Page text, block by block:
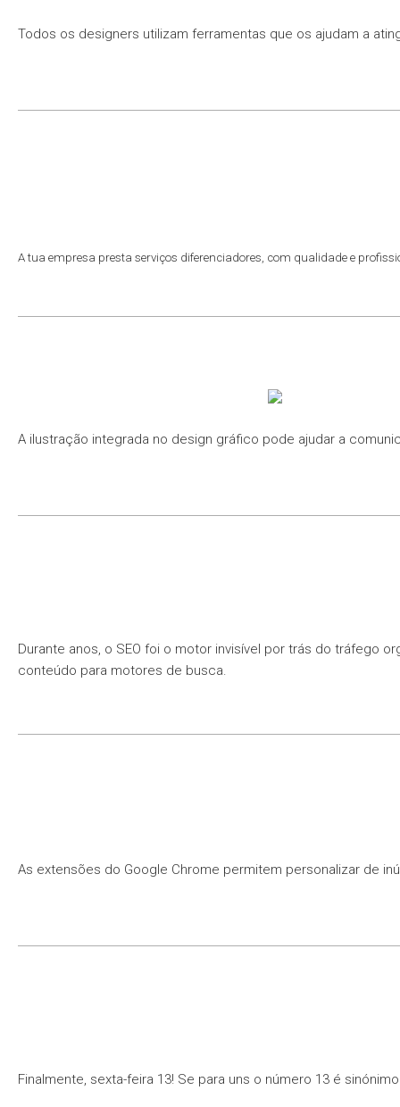
Todos os designers utilizam ferramentas que os ajudam a
A tua empresa presta serviços diferenciadores, com qualidade e
A ilustração integrada no design gráfico pode ajudar a
Durante anos, o SEO foi o motor invisível por trás do tráfego
conteúdo para motores de busca.
As extensões do Google Chrome permitem personalizar de
Finalmente, sexta-feira 13! Se para uns o número 13 é